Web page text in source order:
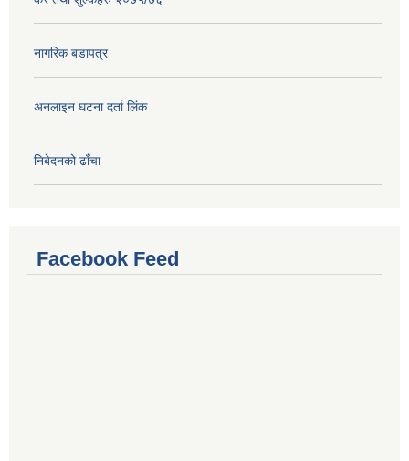
नागरिक बडापत्र
अनलाइन घटना दर्ता लिंक
निबेदनको ढाँचा
Facebook Feed